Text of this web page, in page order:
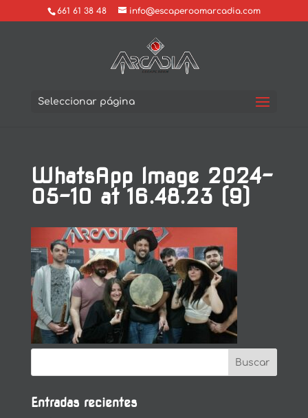
661 61 38 48 info@escaperoomarcadia.com
Seleccionar página
WhatsApp Image 2024-
05-10 at 16.48.23 (9)
Entradas recientes